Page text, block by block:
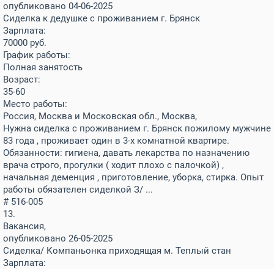
опубликовано 04-06-2025
Сиделка к дедушке с проживанием г. Брянск
Зарплата:
70000 руб.
График работы:
Полная занятость
Возраст:
35-60
Место работы:
Россия, Москва и Московская обл., Москва,
Нужна сиделка с проживанием г. Брянск пожилому мужчине
83 года , проживает один в 3-х комнатной квартире.
Обязанности: гигиена, давать лекарства по назначению
врача строго, прогулки ( ходит плохо с палочкой) ,
начальная деменция , приготовление, уборка, стирка. Опыт
работы обязателен сиделкой З/ ...
# 516-005
13.
Вакансия,
опубликовано 26-05-2025
Сиделка/ Компаньонка приходящая м. Теплый стан
Зарплата: